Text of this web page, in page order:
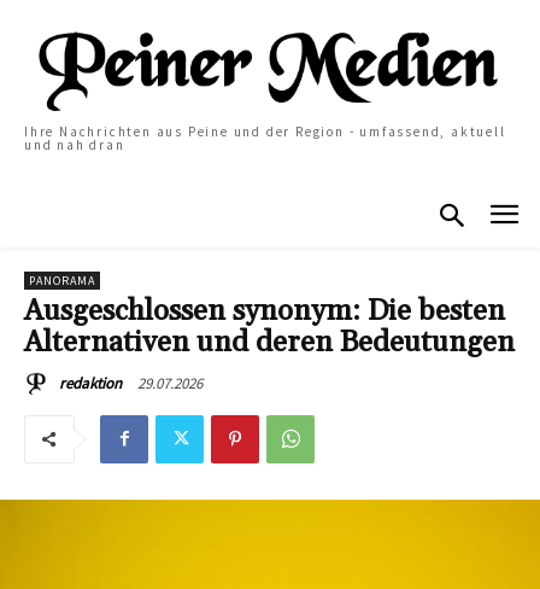
Ihre Nachrichten aus Peine und der Region - umfassend, aktuell
und nah dran
PANORAMA
Ausgeschlossen synonym: Die besten
Alternativen und deren Bedeutungen
redaktion 29.07.2026